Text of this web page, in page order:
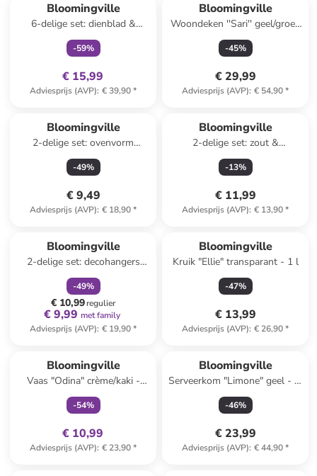
Bloomingville
6-delige set: dienblad &
decoratie "Sanga"
beige/lichtbruin - (H)22,5 x Ø
-59%
€ 15,99
Adviesprijs (AVP): € 39,90*
Bloomingville
Woondeken ''Sari'' geel/groen
- (L)150 x (B)130 cm
-45%
€ 29,99
Adviesprijs (AVP): € 54,90*
Bloomingville
2-delige set: ovenvorm
"Thanos" beige - (H)8 cm
-49%
€ 9,49
Adviesprijs (AVP): € 18,90*
Bloomingville
2-delige set: zout &
peperstrooier "Chase"
wit/bruin - (H)4,5 cm
-13%
€ 11,99
Adviesprijs (AVP): € 13,90*
Bloomingville
2-delige set: decohangers
"Griselda" wit - (L)11,5 cm
-49%
€ 10,99regulier
€ 9,99 met family
Adviesprijs (AVP): € 19,90*
Bloomingville
Kruik "Ellie" transparant - 1 l
-47%
€ 13,99
Adviesprijs (AVP): € 26,90*
Bloomingville
Vaas "Odina" crème/kaki -
(H)21 x Ø 9 cm
-54%
€ 10,99
Adviesprijs (AVP): € 23,90*
Bloomingville
Serveerkom "Limone" geel - Ø
21 cm
-46%
€ 23,99
Adviesprijs (AVP): € 44,90*